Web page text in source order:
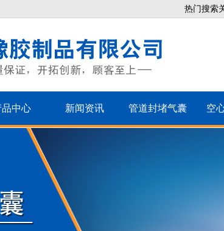
热门搜索
品中心 新闻资讯 管道封堵气囊 空